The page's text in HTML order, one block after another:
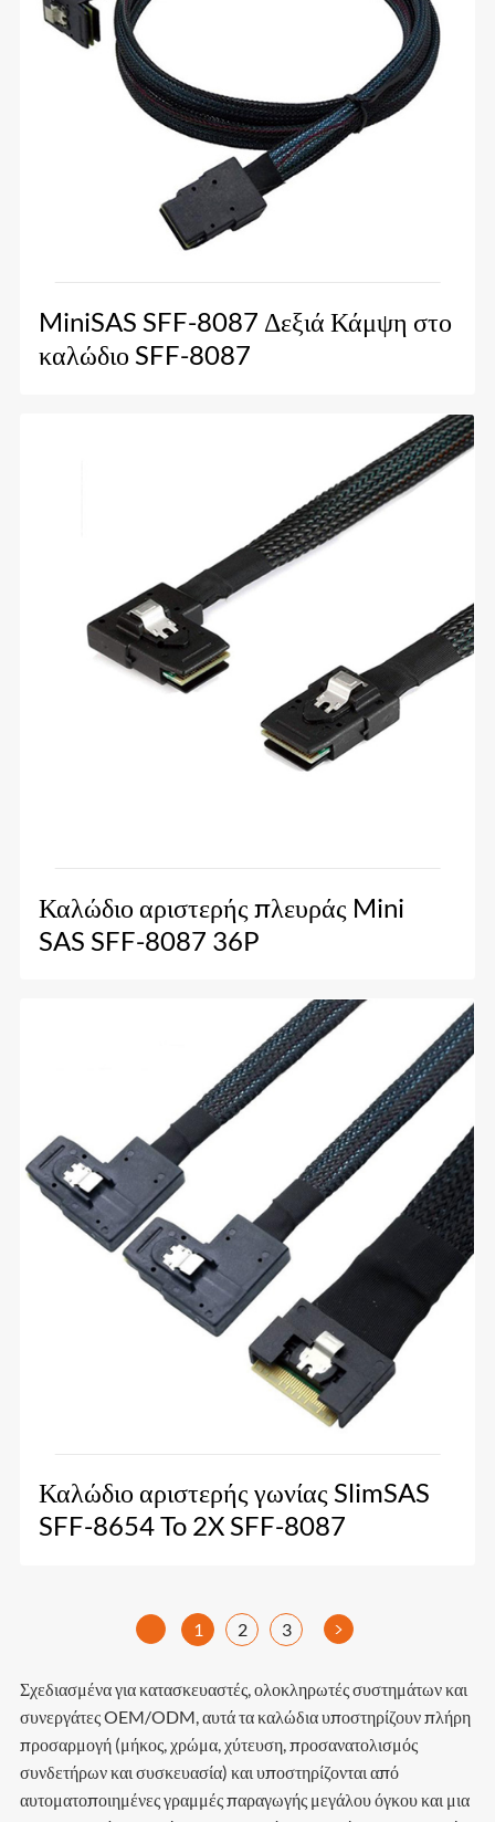
MiniSAS SFF-8087 Δεξιά Κάμψη στο
καλώδιο SFF-8087
Καλώδιο αριστερής πλευράς Mini
SAS SFF-8087 36P
Καλώδιο αριστερής γωνίας SlimSAS
SFF-8654 To 2X SFF-8087
1 2 3 >
Σχεδιασμένα για κατασκευαστές, ολοκληρωτές συστημάτων και
συνεργάτες OEM/ODM, αυτά τα καλώδια υποστηρίζουν πλήρη
προσαρμογή (μήκος, χρώμα, χύτευση, προσανατολισμός
συνδετήρων και συσκευασία) και υποστηρίζονται από
αυτοματοποιημένες γραμμές παραγωγής μεγάλου όγκου και μια